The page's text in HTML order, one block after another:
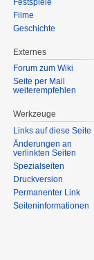
Filme
Geschichte
Externes
Forum zum Wiki
Seite per Mail
weiterempfehlen
Werkzeuge
Links auf diese Seite
Änderungen an
verlinkten Seiten
Spezialseiten
Druckversion
Permanenter Link
Seiten­informationen